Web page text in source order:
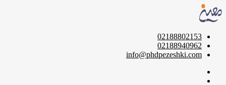
02188802153
02188940962
info@phdpezeshki.com